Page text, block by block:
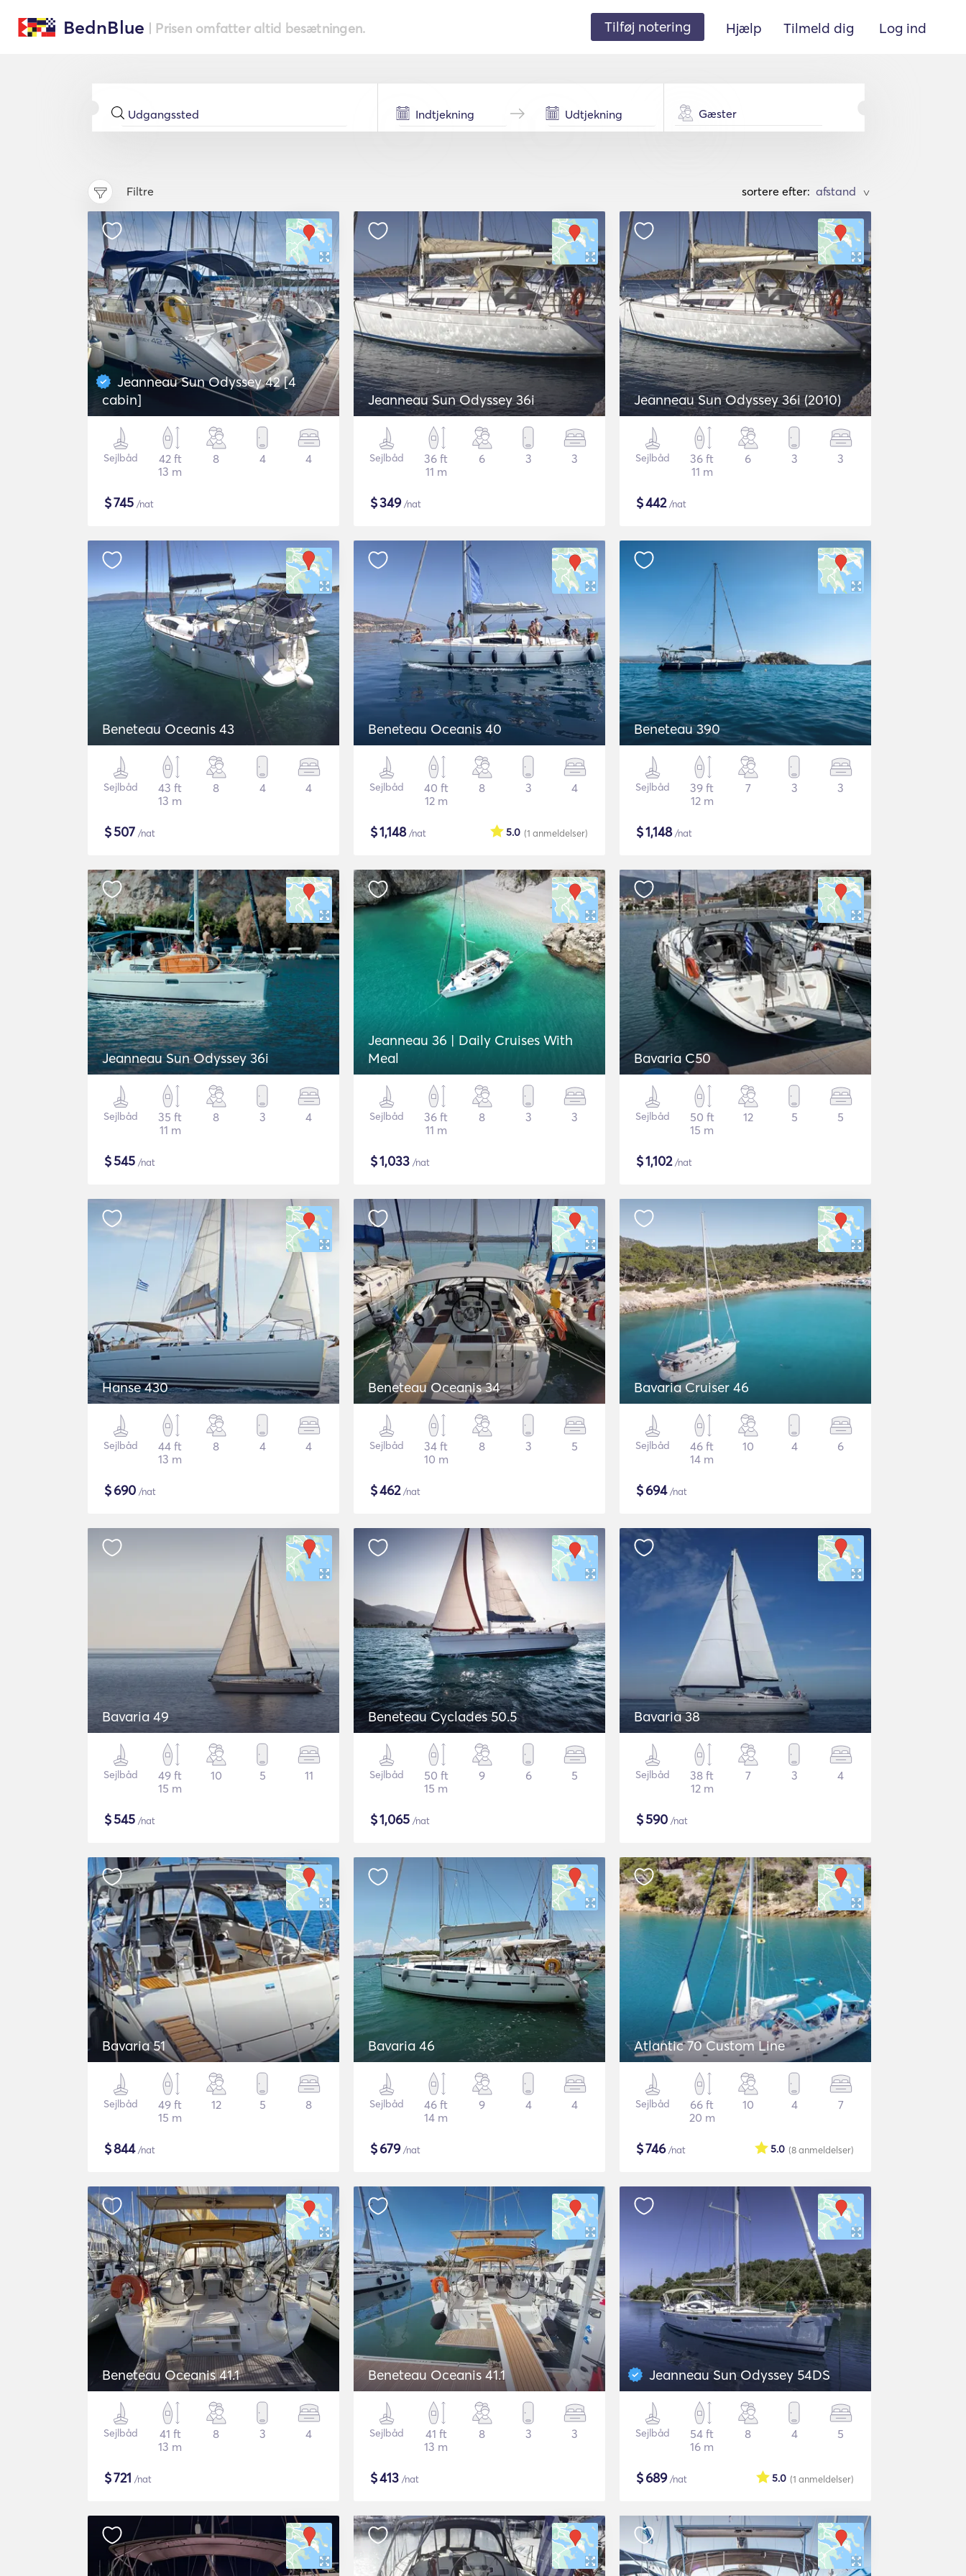
BednBlue | Prisen omfatter altid besætningen. Tilføj notering Hjælp Tilmeld dig Log ind
Gæster
Filtre sortere efter: >
Jeanneau Sun Odyssey 42 [4
cabin]
Sejlbåd
42 ft
13 m
8 4 4
$745 /nat
Jeanneau Sun Odyssey 36i
Sejlbåd
36 ft
11 m
6 3 3
$349/nat
Jeanneau Sun Odyssey 36i (2010)
Sejlbåd
36 ft
11 m
6 3 3
$442/nat
Beneteau Oceanis 43
Sejlbåd
43 ft
13 m
8 4 4
$507 /nat
Beneteau Oceanis 40
Sejlbåd
40 ft
12 m
8 3 4
$1,148/nat (1 anmeldelser)
5.0
Beneteau 390
Sejlbåd
39 ft
12 m
7 3 3
$1,148/nat
Jeanneau Sun Odyssey 36i
Sejlbåd
35 ft
11 m
8 3 4
$545 /nat
Jeanneau 36 | Daily Cruises With
Meal
Sejlbåd
36 ft
11 m
8 3 3
$1,033 /nat
Bavaria C50
Sejlbåd
50 ft
15 m
12 5 5
$1,102/nat
Hanse 430
Sejlbåd
44 ft
13 m
8 4 4
$690 /nat
Beneteau Oceanis 34
Sejlbåd
34 ft
10 m
8 3 5
$462/nat
Bavaria Cruiser 46
Sejlbåd
46 ft
14 m
10 4 6
$694/nat
Bavaria 49
Sejlbåd
49 ft
15 m
10 5 11
$545 /nat
Beneteau Cyclades 50.5
Sejlbåd
50 ft
15 m
9 6 5
$1,065 /nat
Bavaria 38
Sejlbåd
38 ft
12 m
7 3 4
$590 /nat
Bavaria 51
Sejlbåd
49 ft
15 m
12 5 8
$844/nat
Bavaria 46
Sejlbåd
46 ft
14 m
9 4 4
$679/nat
Atlantic 70 Custom Line
Sejlbåd
66 ft
20 m
10 4 7
$746/nat (8anmeldelser)
5.0
Beneteau Oceanis 41.1
Sejlbåd
41 ft
13 m
8 3 4
$721 /nat
Beneteau Oceanis 41.1
Sejlbåd
41 ft
13 m
8 3 3
$413 /nat
Jeanneau Sun Odyssey 54DS
Sejlbåd
54 ft
16 m
8 4 5
$689/nat (1 anmeldelser)
5.0